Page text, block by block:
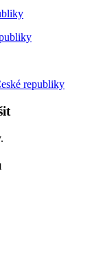
republiky